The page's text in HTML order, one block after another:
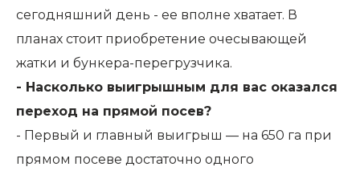
сегодняшний день - ее вполне хватает. В
планах стоит приобретение очесывающей
жатки и бункера-перегрузчика.
- Насколько выигрышным для вас оказался
переход на прямой посев?
- Первый и главный выигрыш — на 650 га при
прямом посеве достаточно одного